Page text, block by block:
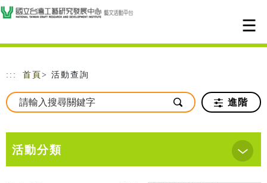
跳到主要內容
網站導覽
::: 首頁 > 活動查詢
進階
活動分類